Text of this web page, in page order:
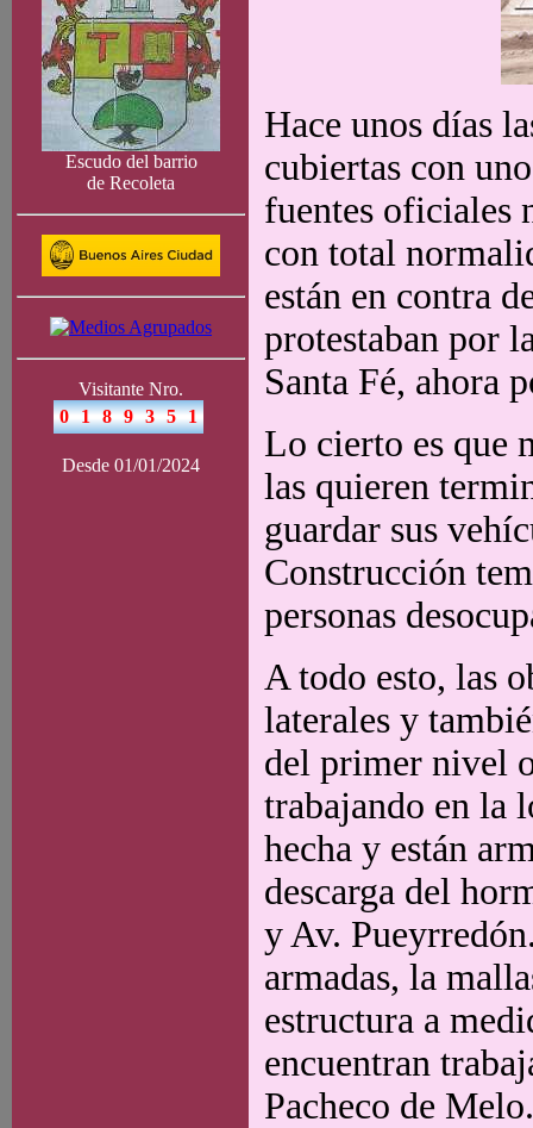
Escudo del barrio
de Recoleta
Visitante Nro.
Desde 01/01/2024
Hace unos días
cubiertas con
fuentes oficiales
con total
están en contra
protestaban por
Santa Fé, ahora
Lo cierto es que
las quieren
guardar sus
Construcción
personas
A todo esto, las
laterales y
del primer nivel
trabajando en la
hecha y están
descarga del
y Av.
armadas, la
estructura a
encuentran
Pacheco de Melo.